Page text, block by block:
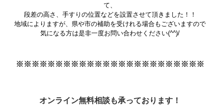
て、
段差の高さ、手すりの位置などを設置させて頂きました！！
地域によりますが、県や市の補助を受けれる場合もございますので
気になる方は是非一度お問い合わせください(^^)/
※※※※※※※※※※※※※※※※※※※※※※※※
オンライン無料相談も承っております！